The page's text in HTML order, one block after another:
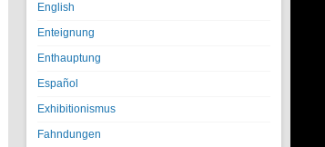
English
Enteignung
Enthauptung
Español
Exhibitionismus
Fahndungen